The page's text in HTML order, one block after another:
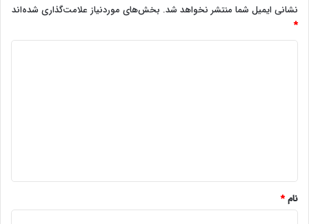
نشانی ایمیل شما منتشر نخواهد شد. بخش‌های موردنیاز علامت‌گذاری شده‌اند
*
نام*